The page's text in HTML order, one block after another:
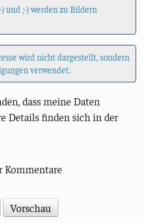
und ;-) werden zu Bildern
wird nicht dargestellt, sondern
verwendet.
dass meine Daten
Details finden sich in der
Kommentare